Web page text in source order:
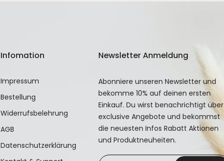
Infomation
Impressum
Bestellung
Widerrufsbelehrung
AGB
Datenschutzerklärung
Newsletter Anmeldung
Abonniere unseren Newsletter und
bekomme 10% auf deinen ersten
Einkauf. Du wirst benachrichtigt über
exclusive Angebote und bekommst
die neuesten Infos Rabatt Aktionen
und Produktneuheiten.